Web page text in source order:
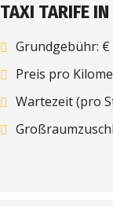
TAXI TARIFE
Grundgebühr: €
Preis pro
Wartezeit (pro